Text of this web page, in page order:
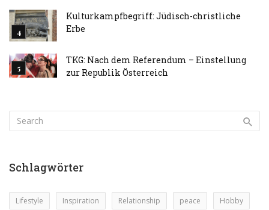
Kulturkampfbegriff: Jüdisch-christliche
Erbe
TKG: Nach dem Referendum – Einstellung
zur Republik Österreich
Schlagwörter
Lifestyle Inspiration Relationship peace Hobby